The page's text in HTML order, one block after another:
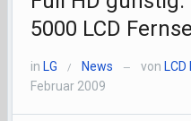
5000 LCD
in LG / News — von
Februar 2009